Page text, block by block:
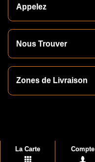
Appelez
Nous Trouver
Zones de Livraison
La Carte Compte